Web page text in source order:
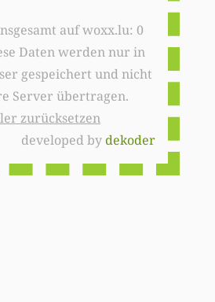
auf woxx.lu: 0
Daten werden nur in
gespeichert und nicht
Server übertragen.
zurücksetzen
developed bydekoder